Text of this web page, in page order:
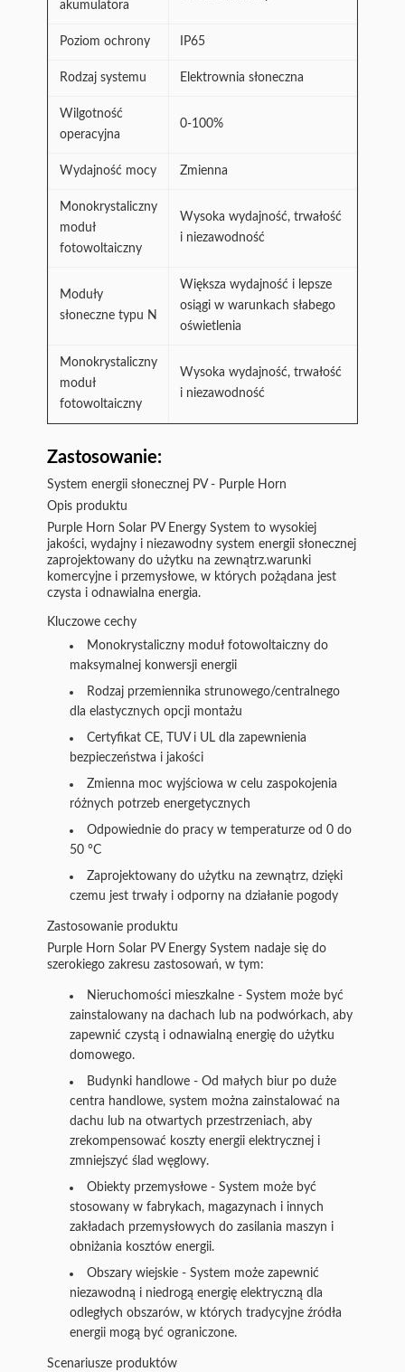
akumulatora
Poziom ochrony IP65
Rodzaj systemu Elektrownia słoneczna
Wilgotność
operacyjna
0-100%
Wydajność mocy Zmienna
Monokrystaliczny
moduł
fotowoltaiczny
Wysoka wydajność, trwałość
i niezawodność
Moduły
słoneczne typu N
Większa wydajność i lepsze
osiągi w warunkach słabego
oświetlenia
Monokrystaliczny
moduł
fotowoltaiczny
Wysoka wydajność, trwałość
i niezawodność
Zastosowanie:
System energii słonecznej PV - Purple Horn
Opis produktu
Purple Horn Solar PV Energy System to wysokiej
jakości, wydajny i niezawodny system energii słonecznej
zaprojektowany do użytku na zewnątrz.warunki
komercyjne i przemysłowe, w których pożądana jest
czysta i odnawialna energia.
Kluczowe cechy
Monokrystaliczny moduł fotowoltaiczny do
maksymalnej konwersji energii
Rodzaj przemiennika strunowego/centralnego
dla elastycznych opcji montażu
Certyfikat CE, TUV i UL dla zapewnienia
bezpieczeństwa i jakości
Zmienna moc wyjściowa w celu zaspokojenia
różnych potrzeb energetycznych
Odpowiednie do pracy w temperaturze od 0 do
50 °C
Zaprojektowany do użytku na zewnątrz, dzięki
czemu jest trwały i odporny na działanie pogody
Zastosowanie produktu
Purple Horn Solar PV Energy System nadaje się do
szerokiego zakresu zastosowań, w tym:
Nieruchomości mieszkalne - System może być
zainstalowany na dachach lub na podwórkach, aby
zapewnić czystą i odnawialną energię do użytku
domowego.
Budynki handlowe - Od małych biur po duże
centra handlowe, system można zainstalować na
dachu lub na otwartych przestrzeniach, aby
zrekompensować koszty energii elektrycznej i
zmniejszyć ślad węglowy.
Obiekty przemysłowe - System może być
stosowany w fabrykach, magazynach i innych
zakładach przemysłowych do zasilania maszyn i
obniżania kosztów energii.
Obszary wiejskie - System może zapewnić
niezawodną i niedrogą energię elektryczną dla
odległych obszarów, w których tradycyjne źródła
energii mogą być ograniczone.
Scenariusze produktów